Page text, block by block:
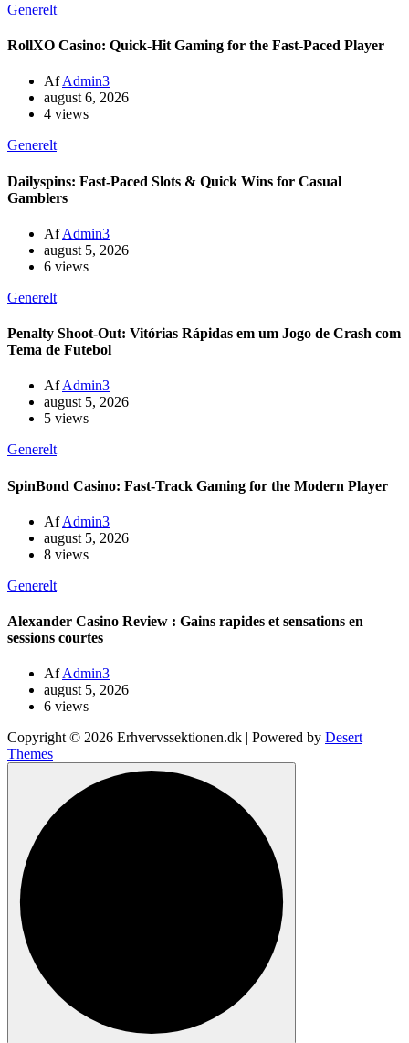
Generelt
RollXO Casino: Quick‑Hit Gaming for the Fast‑Paced Player
AfAdmin3
august 6, 2026
4 views
Generelt
Dailyspins: Fast‑Paced Slots & Quick Wins for Casual
Gamblers
AfAdmin3
august 5, 2026
6 views
Generelt
Penalty Shoot-Out: Vitórias Rápidas em um Jogo de Crash com
Tema de Futebol
AfAdmin3
august 5, 2026
5 views
Generelt
SpinBond Casino: Fast‑Track Gaming for the Modern Player
AfAdmin3
august 5, 2026
8 views
Generelt
Alexander Casino Review : Gains rapides et sensations en
sessions courtes
AfAdmin3
august 5, 2026
6 views
Copyright © 2026 Erhvervssektionen.dk | Powered by Desert
Themes